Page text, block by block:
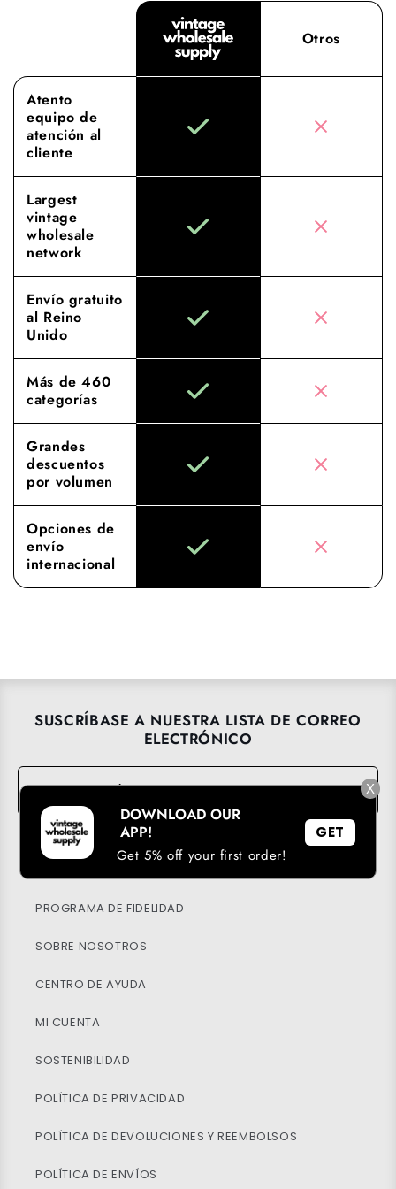
Otros
Atento
equipo de
atención al
cliente
Largest
vintage
wholesale
network
Envío gratuito
al Reino
Unido
Más de 460
categorías
Grandes
descuentos
por volumen
Opciones de
envío
internacional
SUSCRÍBASE A NUESTRA LISTA DE CORREO
ELECTRÓNICO
Correo electrónico
→
PROGRAMA DE FIDELIDAD
SOBRE NOSOTROS
CENTRO DE AYUDA
MI CUENTA
SOSTENIBILIDAD
POLÍTICA DE PRIVACIDAD
POLÍTICA DE DEVOLUCIONES Y REEMBOLSOS
POLÍTICA DE ENVÍOS
X
DOWNLOAD OUR
APP!
Get 5% off your first order!
GET